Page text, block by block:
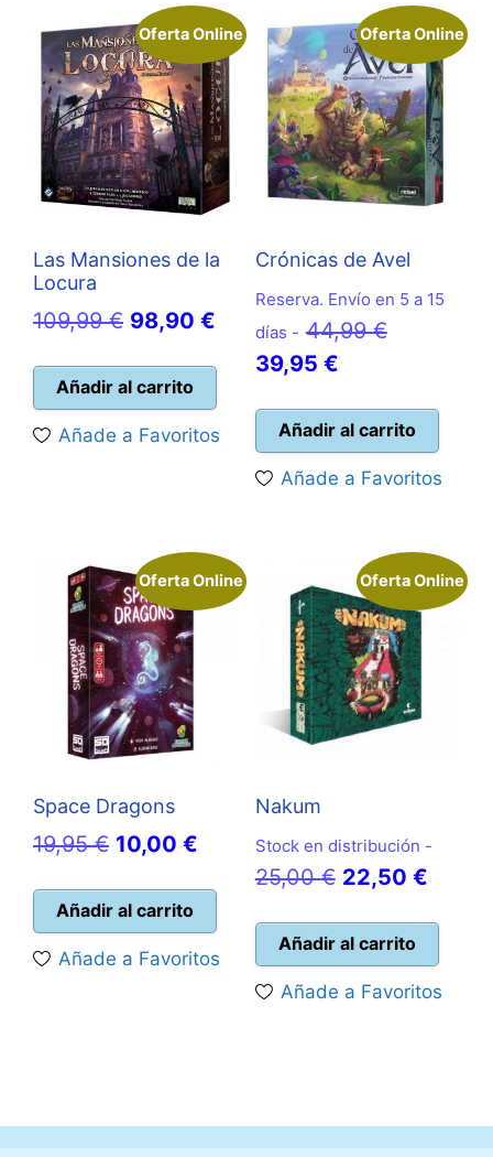
Oferta Online
Las Mansiones de la
Locura
109,99€ El
original
era:
109,99 €.
98,90 €
precio
98,90 €.
Añadir al carrito
Añade a Favoritos
Oferta Online
Crónicas de Avel
Reserva. Envío en 5 a 15
días - 44,99€El
era:
44,99 €.
39,95 €El
actual
es:
39,95 €.
Añadir al carrito
Añade a Favoritos
Oferta Online
Space Dragons
19,95€ El
original
era:
19,95 €.
10,00 €
precio
es:
10,00 €.
Añadir al carrito
Añade a Favoritos
Oferta Online
Nakum
Stock en distribución -
25,00€ El
original
era:
25,00 €.
22,50 €El
es:
22,50
Añadir al carrito
Añade a Favoritos